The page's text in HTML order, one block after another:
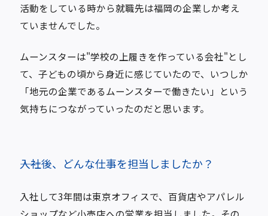
活動をしている時から就職先は福岡の企業しか考え
ていませんでした。
ムーンスターは"学校の上履きを作っている会社"とし
て、子どもの頃から身近に感じていたので、いつしか
「地元の企業であるムーンスターで働きたい」という
気持ちにつながっていったのだと思います。
――入社後、どんな仕事を担当しましたか？
入社して3年間は東京オフィスで、百貨店やアパレル